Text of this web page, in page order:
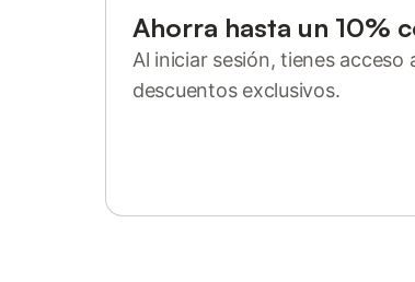
Ahorra hasta un 10%
Al iniciar sesión, tienes
descuentos exclusivos.